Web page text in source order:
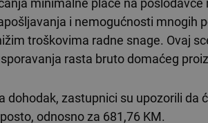
minimalne plaće na
i nemogućnosti mnogih
troškovima radne snage. Ovaj
rasta bruto domaćeg
dohodak, zastupnici su upozorili da
odnosno za 681,76 KM.